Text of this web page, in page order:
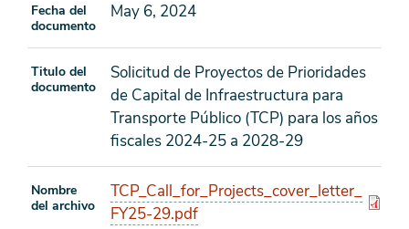
Fecha del
documento
May 6, 2024
Titulo del
documento
Solicitud de Proyectos de Prioridades
de Capital de Infraestructura para
Transporte Público (TCP) para los años
fiscales 2024-25 a 2028-29
Nombre
del archivo
TCP_Call_for_Projects_cover_letter_
FY25-29.pdf